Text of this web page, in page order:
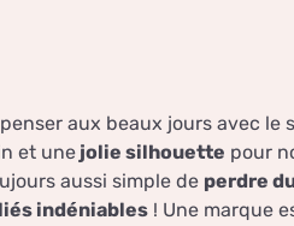
aux beaux jours avec le
et une jolie silhouette pour
aussi simple de perdre
indéniables ! Une marque